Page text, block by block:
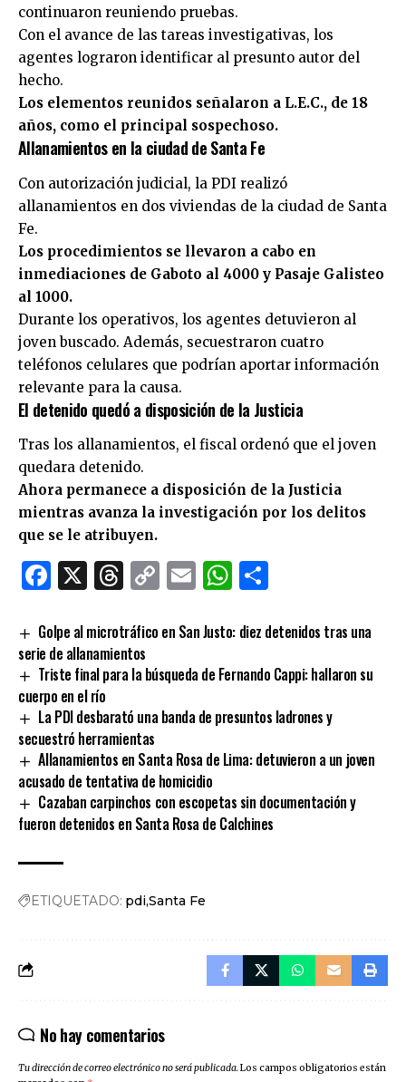
continuaron reuniendo pruebas.
Con el avance de las tareas investigativas, los
agentes lograron identificar al presunto autor del
hecho.
Los elementos reunidos señalaron a L.E.C., de 18
años, como el principal sospechoso.
Allanamientos en la ciudad de Santa Fe
Con autorización judicial, la PDI realizó
allanamientos en dos viviendas de la ciudad de Santa
Fe.
Los procedimientos se llevaron a cabo en
inmediaciones de Gaboto al 4000 y Pasaje Galisteo
al 1000.
Durante los operativos, los agentes detuvieron al
joven buscado. Además, secuestraron cuatro
teléfonos celulares que podrían aportar información
relevante para la causa.
El detenido quedó a disposición de la Justicia
Tras los allanamientos, el fiscal ordenó que el joven
quedara detenido.
Ahora permanece a disposición de la Justicia
mientras avanza la investigación por los delitos
que se le atribuyen.
Facebook
X Threads
CopyEmailWhatsApp
Golpe al microtráfico en San Justo: diez detenidos tras una
serie de allanamientos
Triste final para la búsqueda de Fernando Cappi: hallaron su
cuerpo en el río
La PDI desbarató una banda de presuntos ladrones y
secuestró herramientas
Allanamientos en Santa Rosa de Lima: detuvieron a un joven
acusado de tentativa de homicidio
Cazaban carpinchos con escopetas sin documentación y
fueron detenidos en Santa Rosa de Calchines
ETIQUETADO: pdiSanta Fe
No hay comentarios
Tu dirección de correo electrónico no será publicada.Los campos obligatorios están